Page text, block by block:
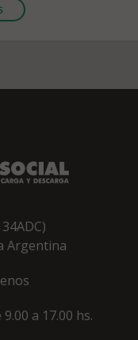
Argentina
a 17.00 hs.